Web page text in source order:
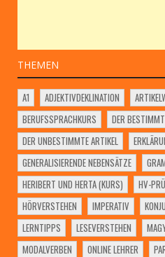
THEMEN
A1 ADJEKTIVDEKLINATION
BERUFSSPRACHKURS
DER
DER UNBESTIMMTE ARTIKEL
GENERALISIERENDE NEBENSÄTZE
HERIBERT UND HERTA (KURS)
HV-
HÖRVERSTEHEN
IMPERATIV
LERNTIPPS
LESEVERSTEHEN
MODALVERBEN
ONLINE LEHRER